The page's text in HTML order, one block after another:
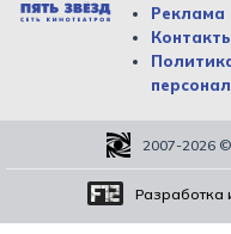
Реклама
2007-2026 ©
Разработка